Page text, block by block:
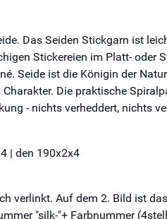
Das Seiden Stickgarn ist
Stickereien im Platt-
Seide ist die Königin der
Die praktische
- nichts verheddert, nichts
| den 190x2x4
verlinkt. Auf dem 2. Bild ist
"silk-"+ Farbnummer